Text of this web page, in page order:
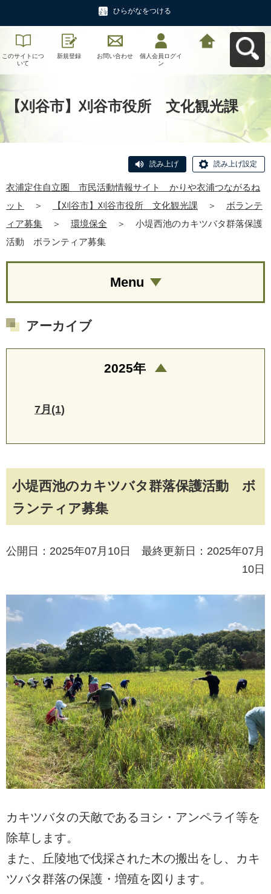
ひらがなをつける
このサイトにつ
いて
新規登録 お問い合わせ
個人会員ログイ
ン
【刈谷市】刈谷市役所 文化観光課
読み上げ 読み上げ設定
衣浦定住自立圏 市民活動情報サイト かりや衣浦つながるね
ット
＞ 【刈谷市】刈谷市役所 文化観光課 ＞
ボランテ
ィア募集
＞ 環境保全 ＞
小堤西池のカキツバタ群落保護
活動 ボランティア募集
小堤西池のカキツバタ群落保護活動 ボ
ランティア募集
公開日：2025年07月10日 最終更新日：2025年07月
10日
カキツバタの天敵であるヨシ・アンペライ等を
除草します。
また、丘陵地で伐採された木の搬出をし、カキ
ツバタ群落の保護・増殖を図ります。
Menu
アーカイブ
2025年
7月(1)